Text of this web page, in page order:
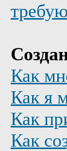
Как
Как я
Как
Как